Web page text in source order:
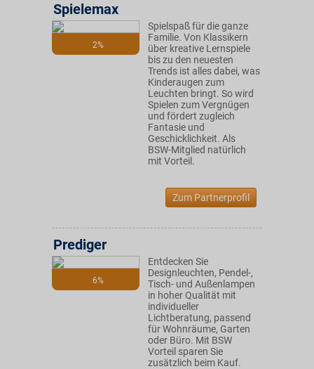
2%
Spielemax
Spielspaß für die ganze
Familie. Von Klassikern
über kreative Lernspiele
bis zu den neuesten
Trends ist alles dabei, was
Kinderaugen zum
Leuchten bringt. So wird
Spielen zum Vergnügen
und fördert zugleich
Fantasie und
Geschicklichkeit. Als
BSW-Mitglied natürlich
mit Vorteil.
Zum Partnerprofil
6%
Prediger
Entdecken Sie
Designleuchten, Pendel-,
Tisch- und Außenlampen
in hoher Qualität mit
individueller
Lichtberatung, passend
für Wohnräume, Garten
oder Büro. Mit BSW
Vorteil sparen Sie
zusätzlich beim Kauf.